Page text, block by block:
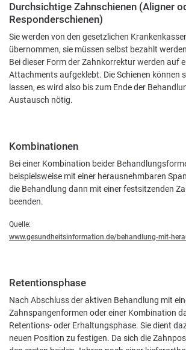
Durchsichtige Zahnschienen (Aligner
Responderschienen)
Sie werden von den gesetzlichen
übernommen, sie müssen selbst bezahlt
Bei dieser Form der Zahnkorrektur werden auf
Attachments aufgeklebt. Die Schienen können
lassen, es wird also bis zum Ende der
Austausch nötig.
Kombinationen
Bei einer Kombination beider
beispielsweise mit einer herausnehmbaren
die Behandlung dann mit einer festsitzenden
beenden.
Quelle:
www.gesundheitsinformation.de/behandlung-mit-
Retentionsphase
Nach Abschluss der aktiven Behandlung mit
Zahnspangenformen oder einer Kombination
Retentions- oder Erhaltungsphase. Sie dient
neuen Position zu festigen. Da sich die